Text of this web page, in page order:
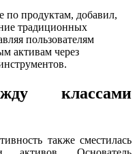
продуктам, добавил,
традиционных
пользователям
активам через
классами
также сместилась